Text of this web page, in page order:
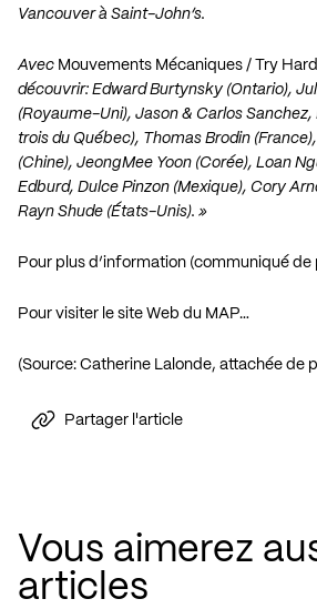
Vancouver à Saint-John’s.
Avec Mouvements Mécaniques / Try
découvrir: Edward Burtynsky (Ontario),
(Royaume-Uni), Jason & Carlos
trois du Québec), Thomas Brodin
(Chine), JeongMee Yoon (Corée), Loan
Edburd, Dulce Pinzon (Mexique), Cory
Rayn Shude (États-Unis). »
Pour plus d’information (communiqué de
Pour visiter le site Web du MAP…
(Source: Catherine Lalonde, attachée de
Partager l'article
Vous aimerez
articles